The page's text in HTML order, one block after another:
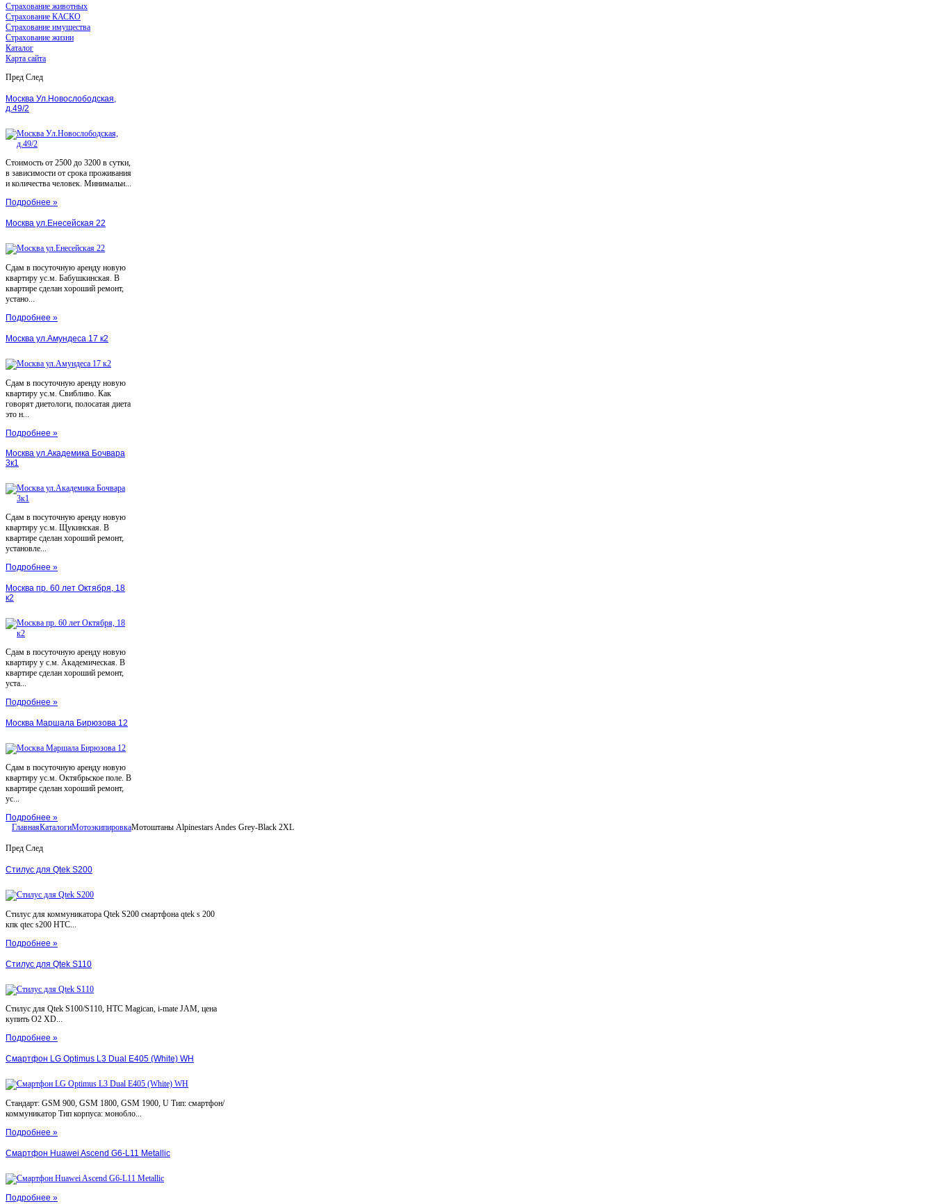
Страхование животных
Страхование КАСКО
Страхование имущества
Страхование жизни
Каталог
Карта сайта
Пред След
Москва Ул.Новослободская,
д.49/2
Стоимость от 2500 до 3200 в сутки,
в зависимости от срока проживания
и количества человек. Минимальн...
Подробнее »
Москва ул.Енесейская 22
Сдам в посуточную аренду новую
квартиру ус.м. Бабушкинская. В
квартире сделан хороший ремонт,
устано...
Подробнее »
Москва ул.Амундеса 17 к2
Сдам в посуточную аренду новую
квартиру ус.м. Свибливо. Как
говорят диетологи, полосатая диета
это н...
Подробнее »
Москва ул.Академика Бочвара
3к1
Сдам в посуточную аренду новую
квартиру ус.м. Щукинская. В
квартире сделан хороший ремонт,
установле...
Подробнее »
Москва пр. 60 лет Октября, 18
к2
Сдам в посуточную аренду новую
квартиру у с.м. Академическая. В
квартире сделан хороший ремонт,
уста...
Подробнее »
Москва Маршала Бирюзова 12
Сдам в посуточную аренду новую
квартиру ус.м. Октябрьское поле. В
квартире сделан хороший ремонт,
ус...
Подробнее »
ГлавнаяКаталогиМотоэкипировкаМотоштаны Alpinestars Andes Grey-Black 2XL
Пред След
Стилус для Qtek S200
Стилус для коммуникатора Qtek S200 смартфона qtek s 200
кпк qtec s200 HTC...
Подробнее »
Стилус для Qtek S110
Стилус для Qtek S100/S110, HTC Magican, i-mate JAM, цена
купить O2 XD...
Подробнее »
Смартфон LG Optimus L3 Dual E405 (White) WH
Стандарт: GSM 900, GSM 1800, GSM 1900, U Тип: смартфон/
коммуникатор Тип корпуса: монобло...
Подробнее »
Смартфон Huawei Ascend G6-L11 Metallic
Подробнее »